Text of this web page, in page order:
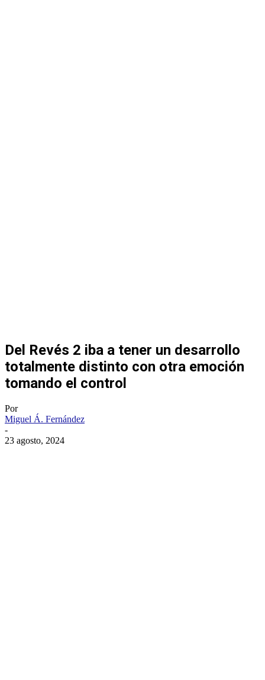
Del Revés 2 iba a tener un desarrollo
totalmente distinto con otra emoción
tomando el control
Por
Miguel Á. Fernández
-
23 agosto, 2024